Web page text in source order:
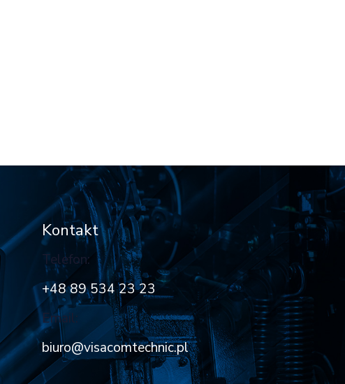
Kontakt
Telefon:
+48 89 534 23 23
Email:
biuro@visacomtechnic.pl